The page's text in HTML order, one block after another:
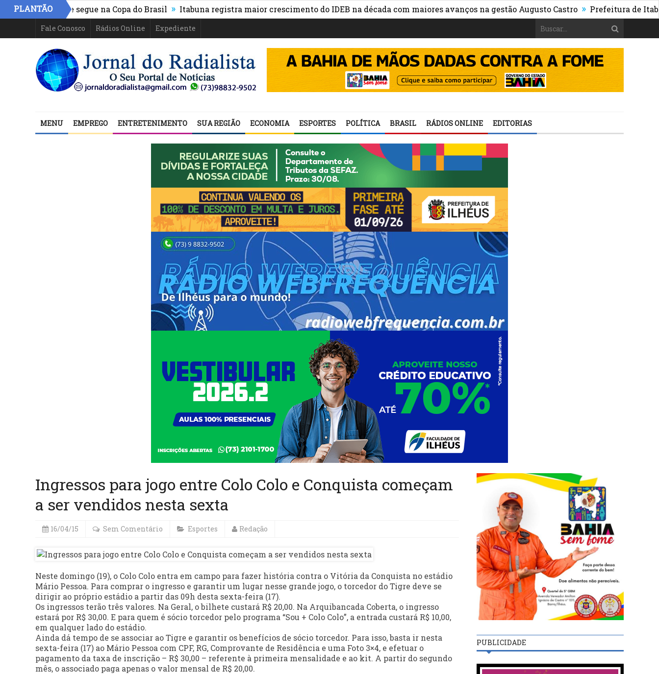
PLANTÃO
PR e segue na Copa do Brasil » Itabuna registra maior crescimento do IDEB na década com maiores avanços na gestão Augusto Castro » Prefeitura de Itabuna
Fale Conosco Rádios Online Expediente
MENU EMPREGO ENTRETENIMENTO SUA REGIÃO ECONOMIA ESPORTES POLÍTICA BRASIL RÁDIOS ONLINE EDITORIAS
Ingressos para jogo entre Colo Colo e Conquista começam
a ser vendidos nesta sexta
16/04/15 Sem Comentário Esportes Redação
Neste domingo (19), o Colo Colo entra em campo para fazer história contra o Vitória da Conquista no estádio
Mário Pessoa. Para comprar o ingresso e garantir um lugar nesse grande jogo, o torcedor do Tigre deve se
dirigir ao próprio estádio a partir das 09h desta sexta-feira (17).
Os ingressos terão três valores. Na Geral, o bilhete custará R$ 20,00. Na Arquibancada Coberta, o ingresso
estará por R$ 30,00. E para quem é sócio torcedor pelo programa “Sou + Colo Colo”, a entrada custará R$ 10,00,
em qualquer lado do estádio.
Ainda dá tempo de se associar ao Tigre e garantir os benefícios de sócio torcedor. Para isso, basta ir nesta
sexta-feira (17) ao Mário Pessoa com CPF, RG, Comprovante de Residência e uma Foto 3×4, e efetuar o
pagamento da taxa de inscrição – R$ 30,00 – referente à primeira mensalidade e ao kit. A partir do segundo
mês, o associado paga apenas o valor mensal de R$ 20,00.
PUBLICIDADE